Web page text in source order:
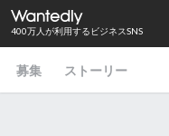
400万人が利用するビジネスSNS
募集 ストーリー